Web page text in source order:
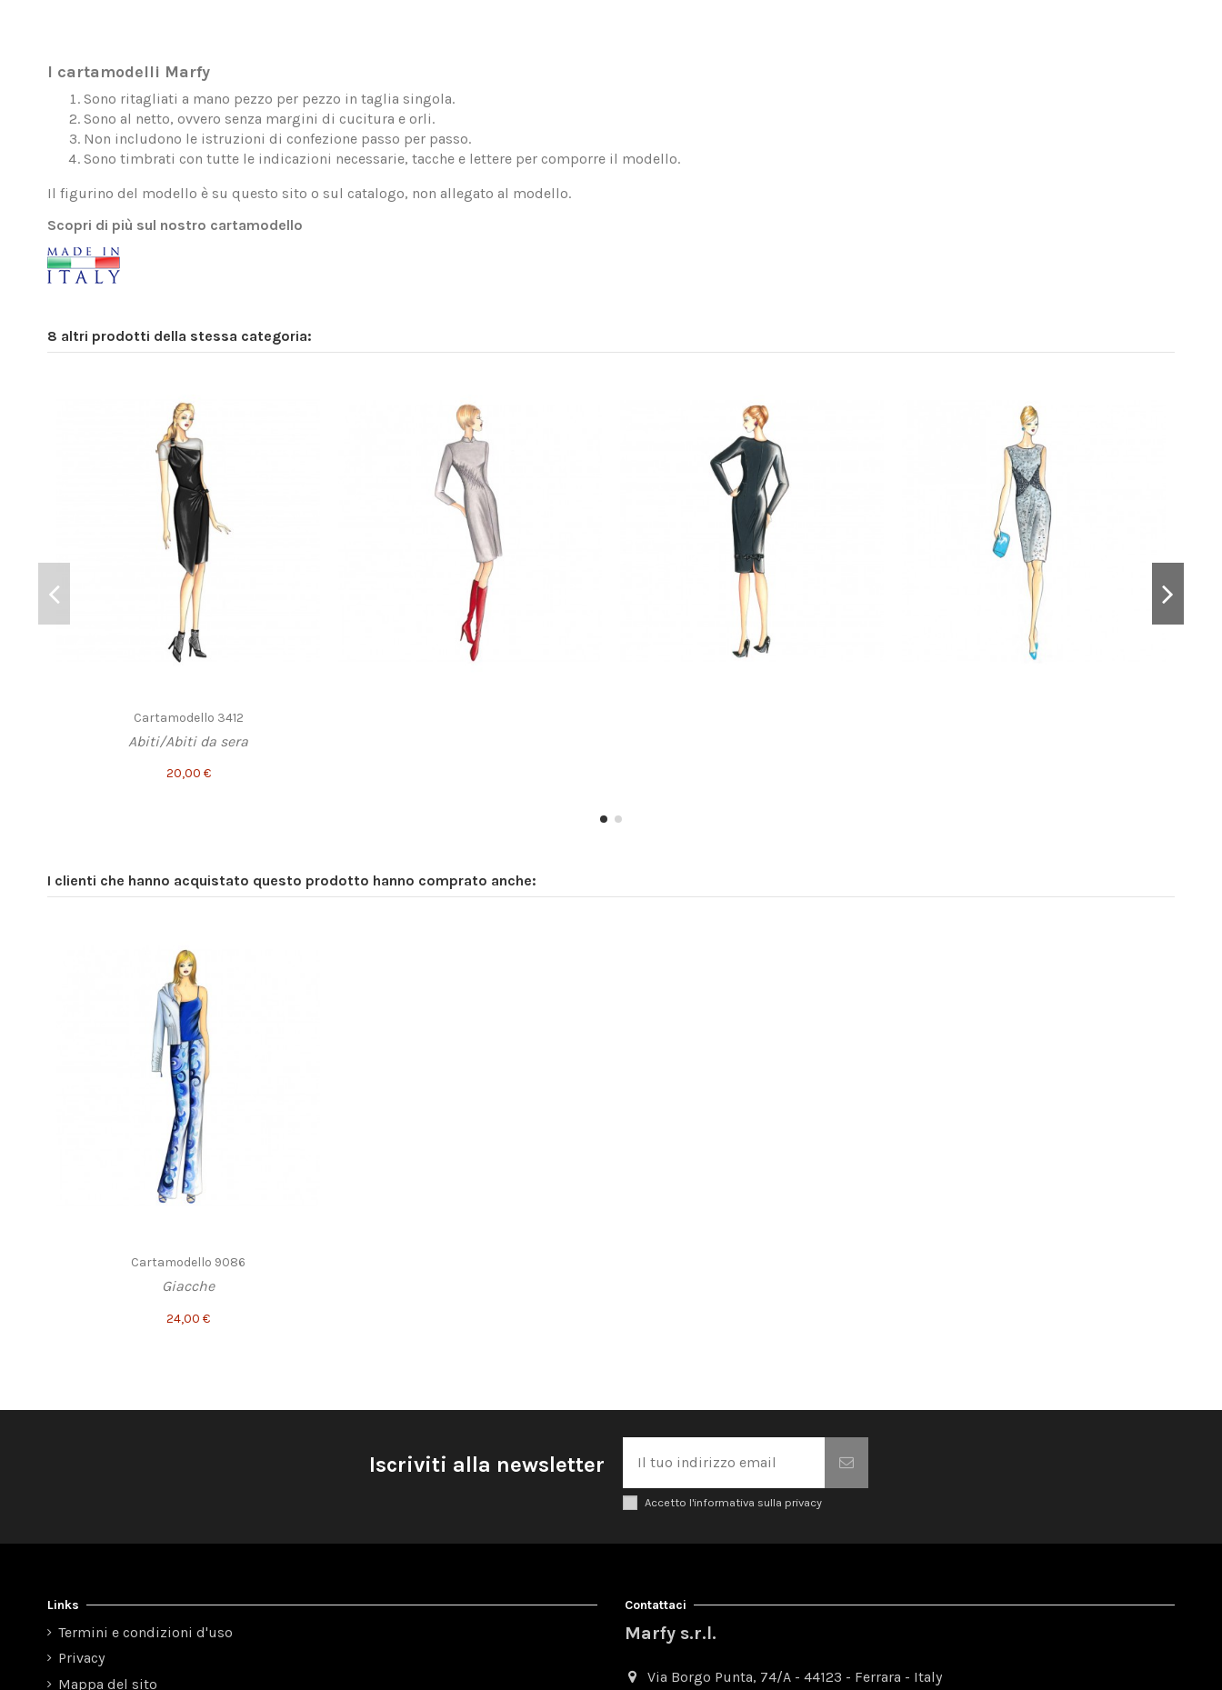
I cartamodelli Marfy
Sono ritagliati a mano pezzo per pezzo in taglia singola.
Sono al netto, ovvero senza margini di cucitura e orli.
Non includono le istruzioni di confezione passo per passo.
Sono timbrati con tutte le indicazioni necessarie, tacche e lettere per comporre il modello.
Il figurino del modello è su questo sito o sul catalogo, non allegato al modello.
Scopri di più sul nostro cartamodello
8 altri prodotti della stessa categoria:
Cartamodello 3412
Abiti/Abiti da sera
20,00 €
I clienti che hanno acquistato questo prodotto hanno comprato anche:
Cartamodello 9086
Giacche
24,00 €
Iscriviti alla newsletter
Accetto l'informativa sulla privacy
Links
Termini e condizioni d'uso
Privacy
Mappa del sito
Contattaci
Marfy s.r.l.
Via Borgo Punta, 74/A - 44123 - Ferrara - Italy